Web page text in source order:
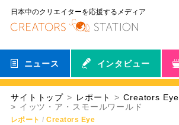
日本中のクリエイターを応援するメディア
ニュース インタビュー
サイトトップ レポート
Creators Eye
イッツ・ア・スモールワールド
レポート Creators Eye